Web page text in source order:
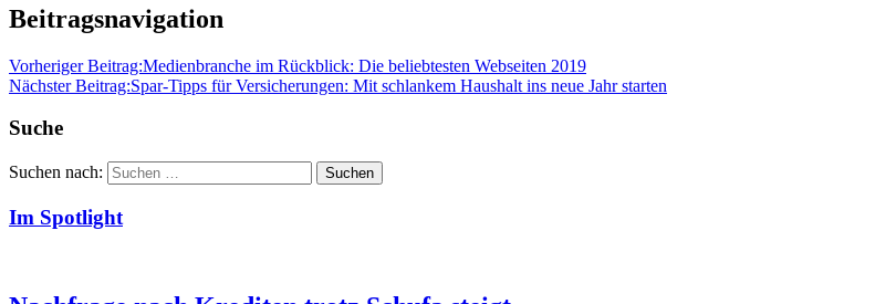
Beitragsnavigation
Vorheriger Beitrag:Medienbranche im Rückblick: Die beliebtesten Webseiten 2019
Nächster Beitrag:Spar-Tipps für Versicherungen: Mit schlankem Haushalt ins neue Jahr starten
Suche
Suchen nach: Suchen
Im Spotlight